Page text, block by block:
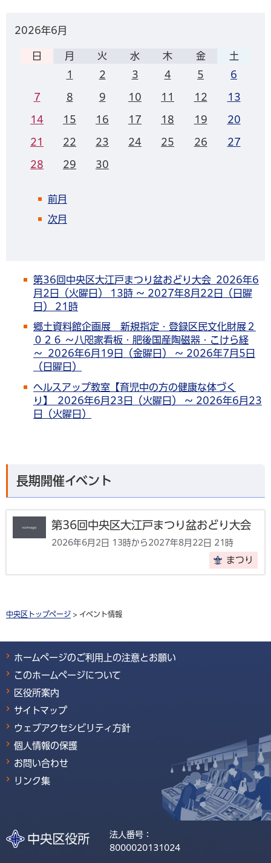
2026年6月
日 月 火 水 木 金
土
1
2 3 4 5 6
7 8 9 10 11 12 13
14 15 16 17 18 19 20
21 22 23 24 25 26 27
28 29 30
前月
次月
第36回中央区大江戸まつり盆おどり大会 2026年6
月2日（火曜日） 13時 ～ 2027年8月22日（日曜
日） 21時
郷土資料館企画展 新規指定・登録区民文化財展２
０２６ ～八咫家看板・肥後国産陶磁器・こけら経
～ 2026年6月19日（金曜日） ～ 2026年7月5日
（日曜日）
ヘルスアップ教室【育児中の方の健康な体づく
り】 2026年6月23日（火曜日） ～ 2026年6月23
日（火曜日）
長期開催イベント
第36回中央区大江戸まつり盆おどり大会
2026年6月2日 13時から2027年8月22日 21時
まつり
中央区トップページ > イベント情報
ホームページのご利用上の注意とお願い
このホームページについて
区役所案内
サイトマップ
ウェブアクセシビリティ方針
個人情報の保護
お問い合わせ
リンク集
法人番号：
8000020131024